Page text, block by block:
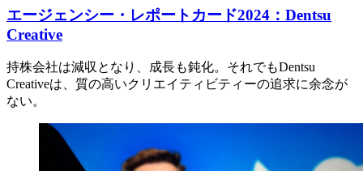
エージェンシー・レポートカード2024：Dentsu
Creative
持株会社は減収となり、成長も鈍化。それでもDentsu
Creativeは、質の高いクリエイティビティーの追求に余念が
ない。